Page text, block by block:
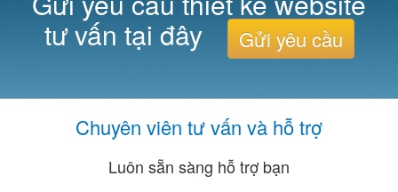
tư vấn tại đây Gửi yêu cầu
Chuyên viên tư vấn và hỗ trợ
Luôn sẵn sàng hỗ trợ bạn